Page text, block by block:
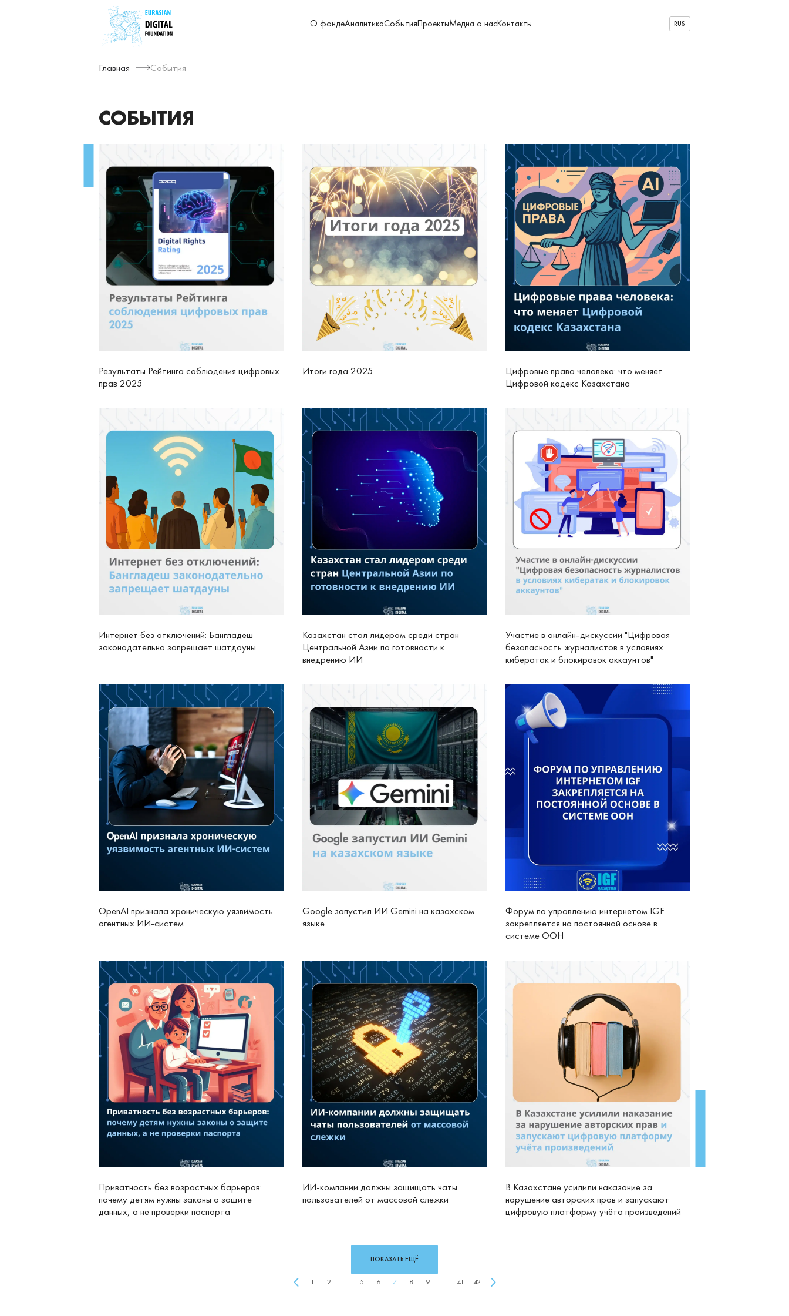
О фондеАналитикаСобытияПроектыМедиа о насКонтакты RUS
Главная События
СОБЫТИЯ
Результаты Рейтинга соблюдения цифровых
прав 2025
Итоги года 2025
Цифровые права человека: что меняет
Цифровой кодекс Казахстана
Интернет без отключений: Бангладеш
законодательно запрещает шатдауны
Казахстан стал лидером среди стран
Центральной Азии по готовности к
внедрению ИИ
Участие в онлайн-дискуссии "Цифровая
безопасность журналистов в условиях
кибератак и блокировок аккаунтов"
OpenAI признала хроническую уязвимость
агентных ИИ-систем
Google запустил ИИ Gemini на казахском
языке
Форум по управлению интернетом IGF
закрепляется на постоянной основе в
системе ООН
Приватность без возрастных барьеров:
почему детям нужны законы о защите
данных, а не проверки паспорта
ИИ-компании должны защищать чаты
пользователей от массовой слежки
В Казахстане усилили наказание за
нарушение авторских прав и запускают
цифровую платформу учёта произведений
1 2 ... 5 6 7 8 9 ... 41 42
ПОКАЗАТЬ ЕЩЁ